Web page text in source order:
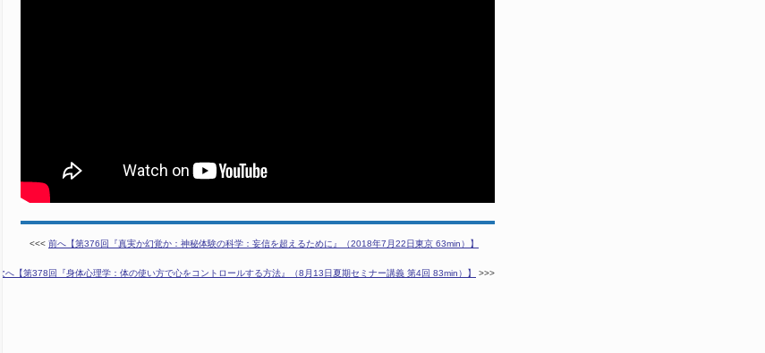
<<< 前へ【第376回『真実か幻覚か：神秘体験の科学：妄信を超えるために』（2018年7月22日東京 63min）】
次へ【第378回『身体心理学：体の使い方で心をコントロールする方法』（8月13日夏期セミナー講義 第4回 83min）】 >>>